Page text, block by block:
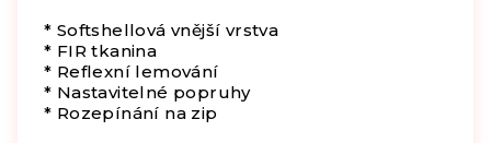
* Softshellová vnější vrstva
* FIR tkanina
* Reflexní lemování
* Nastavitelné popruhy
* Rozepínání na zip